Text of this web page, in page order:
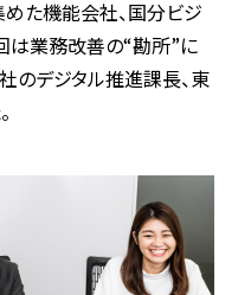
た機能会社、国分ビジ
は業務改善の“勘所”に
のデジタル推進課長、東